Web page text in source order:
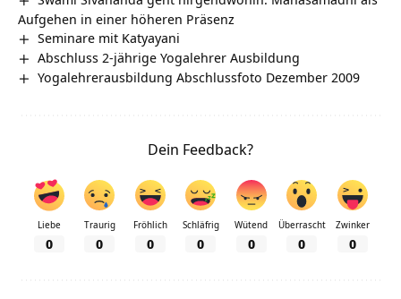
Aufgehen in einer höheren Präsenz
Seminare mit Katyayani
Abschluss 2-jährige Yogalehrer Ausbildung
Yogalehrerausbildung Abschlussfoto Dezember 2009
Dein Feedback?
Liebe
0
Traurig
0
Fröhlich
0
Schläfrig
0
Wütend
0
Überrascht
0
Zwinker
0